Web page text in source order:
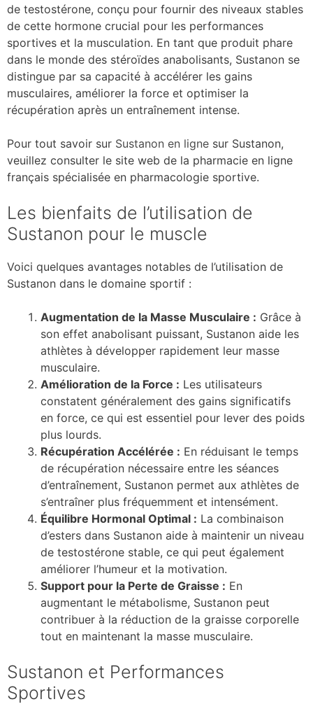
de testostérone, conçu pour fournir des niveaux stables
de cette hormone crucial pour les performances
sportives et la musculation. En tant que produit phare
dans le monde des stéroïdes anabolisants, Sustanon se
distingue par sa capacité à accélérer les gains
musculaires, améliorer la force et optimiser la
récupération après un entraînement intense.
Pour tout savoir sur Sustanon en ligne sur Sustanon,
veuillez consulter le site web de la pharmacie en ligne
français spécialisée en pharmacologie sportive.
Les bienfaits de l’utilisation de
Sustanon pour le muscle
Voici quelques avantages notables de l’utilisation de
Sustanon dans le domaine sportif :
Augmentation de la Masse Musculaire : Grâce à
son effet anabolisant puissant, Sustanon aide les
athlètes à développer rapidement leur masse
musculaire.
Amélioration de la Force : Les utilisateurs
constatent généralement des gains significatifs
en force, ce qui est essentiel pour lever des poids
plus lourds.
Récupération Accélérée : En réduisant le temps
de récupération nécessaire entre les séances
d’entraînement, Sustanon permet aux athlètes de
s’entraîner plus fréquemment et intensément.
Équilibre Hormonal Optimal : La combinaison
d’esters dans Sustanon aide à maintenir un niveau
de testostérone stable, ce qui peut également
améliorer l’humeur et la motivation.
Support pour la Perte de Graisse : En
augmentant le métabolisme, Sustanon peut
contribuer à la réduction de la graisse corporelle
tout en maintenant la masse musculaire.
Sustanon et Performances
Sportives